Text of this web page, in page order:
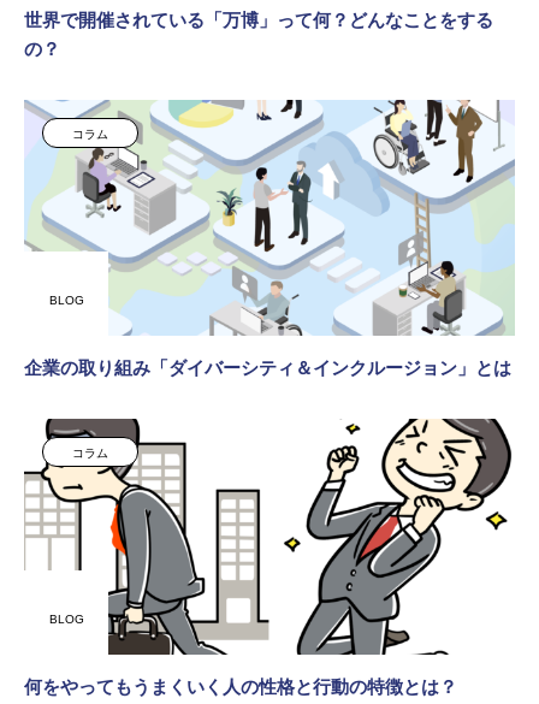
世界で開催されている「万博」って何？どんなことをする
の？
コラム
BLOG
企業の取り組み「ダイバーシティ＆インクルージョン」とは
コラム
BLOG
何をやってもうまくいく人の性格と行動の特徴とは？